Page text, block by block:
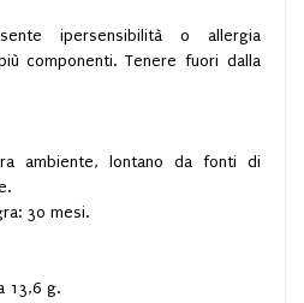
ipersensibilità o allergia
componenti. Tenere fuori dalla
ambiente, lontano da fonti di
30 mesi.
13,6 g.